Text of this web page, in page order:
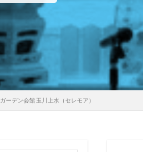
ガーデン会館 玉川上水（セレモア）